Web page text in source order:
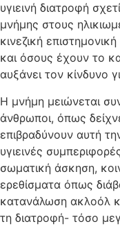
υγιεινή διατροφή
μνήμης στους
κινεζική
και όσους έχουν το
αυξάνει τον κίνδυνο
Η μνήμη μειώνεται
άνθρωποι, όπως
επιβραδύνουν αυτή
υγιεινές
σωματική άσκηση,
ερεθίσματα όπως
κατανάλωση ακλοόλ
τη διατροφή- τόσο